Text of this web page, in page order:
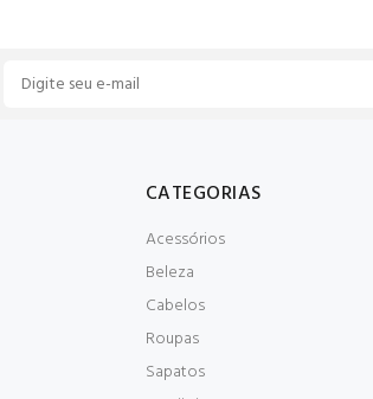
CATEGORIAS
Acessórios
Beleza
Cabelos
Roupas
Sapatos